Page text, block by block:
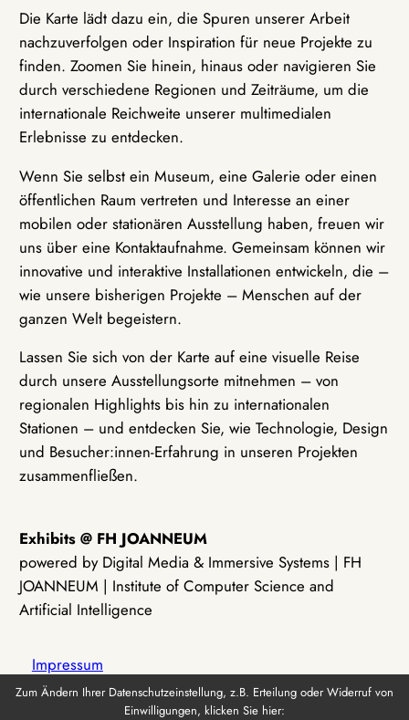
Die Karte lädt dazu ein, die Spuren unserer Arbeit
nachzuverfolgen oder Inspiration für neue Projekte zu
finden. Zoomen Sie hinein, hinaus oder navigieren Sie
durch verschiedene Regionen und Zeiträume, um die
internationale Reichweite unserer multimedialen
Erlebnisse zu entdecken.
Wenn Sie selbst ein Museum, eine Galerie oder einen
öffentlichen Raum vertreten und Interesse an einer
mobilen oder stationären Ausstellung haben, freuen wir
uns über eine Kontaktaufnahme. Gemeinsam können wir
innovative und interaktive Installationen entwickeln, die –
wie unsere bisherigen Projekte – Menschen auf der
ganzen Welt begeistern.
Lassen Sie sich von der Karte auf eine visuelle Reise
durch unsere Ausstellungsorte mitnehmen – von
regionalen Highlights bis hin zu internationalen
Stationen – und entdecken Sie, wie Technologie, Design
und Besucher:innen-Erfahrung in unseren Projekten
zusammenfließen.
Exhibits @ FH JOANNEUM
powered by Digital Media & Immersive Systems | FH
JOANNEUM | Institute of Computer Science and
Artificial Intelligence
Impressum
Zum Ändern Ihrer Datenschutzeinstellung, z.B. Erteilung oder Widerruf von
Einwilligungen, klicken Sie hier: